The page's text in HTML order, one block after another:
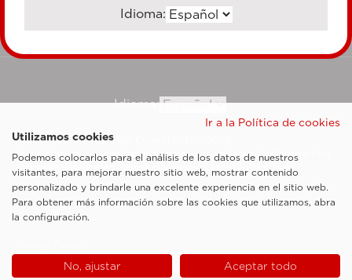
Idioma:
Esaote SpA ©2026 - Vat Code IT05131180969
Sociedad sujeta a la actividad de dirección y coordinación de Shanghai Luzi
Enterprise Management Consultancy Center (Limited Partnership)
Notas legales
Cookie Policy
Idioma:
Ir a la Política de cookies
Utilizamos cookies
Podemos colocarlos para el análisis de los datos de nuestros
visitantes, para mejorar nuestro sitio web, mostrar contenido
personalizado y brindarle una excelente experiencia en el sitio web.
Para obtener más información sobre las cookies que utilizamos, abra
la configuración.
No, ajustar Aceptar todo